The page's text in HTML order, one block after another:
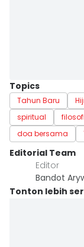
Topics
Tahun Baru
spiritual
filosofi
doa bersama
Editorial Team
Editor
Bandot
Tonton lebih